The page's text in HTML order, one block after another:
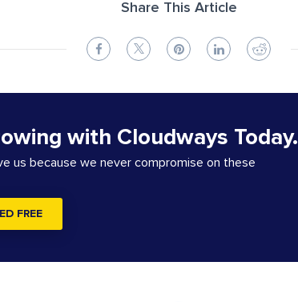
Share This Article
with Cloudways Today.
us because we never compromise on these
FREE